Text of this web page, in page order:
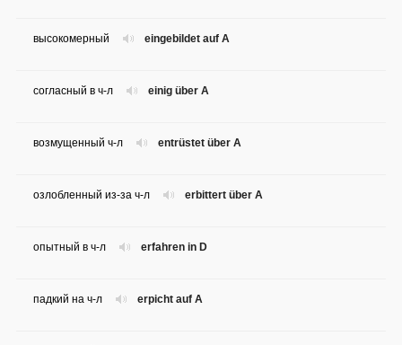
eingebildet auf A
высокомерный
einig über A
согласный в ч-л
entrüstet über A
возмущенный ч-л
erbittert über A
озлобленный из-за ч-л
erfahren in D
опытный в ч-л
erpicht auf A
падкий на ч-л